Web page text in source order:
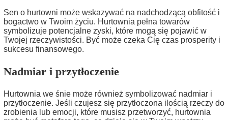
Sen o hurtowni może wskazywać na nadchodzącą obfitość i
bogactwo w Twoim życiu. Hurtownia pełna towarów
symbolizuje potencjalne zyski, które mogą się pojawić w
Twojej rzeczywistości. Być może czeka Cię czas prosperity i
sukcesu finansowego.
Nadmiar i przytłoczenie
Hurtownia we śnie może również symbolizować nadmiar i
przytłoczenie. Jeśli czujesz się przytłoczona ilością rzeczy do
zrobienia lub emocji, które musisz przetworzyć, hurtownia